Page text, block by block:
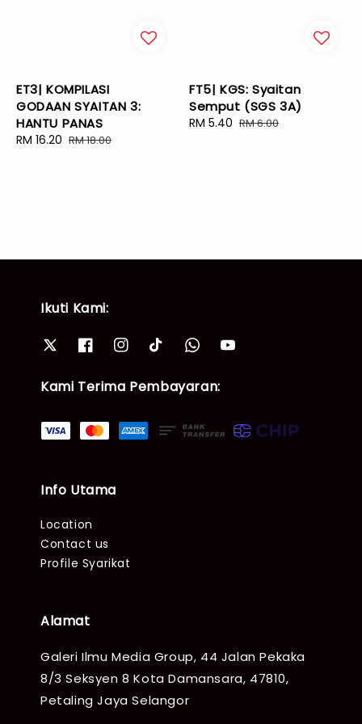
ET3| KOMPILASI
GODAAN SYAITAN 3:
HANTU PANAS
Sale
RM 16.20 Regular
RM 18.00
FT5| KGS: Syaitan
Semput (SGS 3A)
Sale
RM 5.40 Regular
RM 6.00
Ikuti Kami:
Kami Terima Pembayaran:
Info Utama
Location
Contact us
Profile Syarikat
Alamat
Galeri Ilmu Media Group, 44 Jalan Pekaka
8/3 Seksyen 8 Kota Damansara, 47810,
Petaling Jaya Selangor